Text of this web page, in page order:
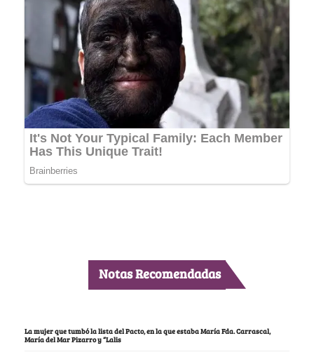
Notas Recomendadas
La mujer que tumbó la lista del Pacto, en la que estaba María Fda. Carrascal,
María del Mar Pizarro y “Lalis